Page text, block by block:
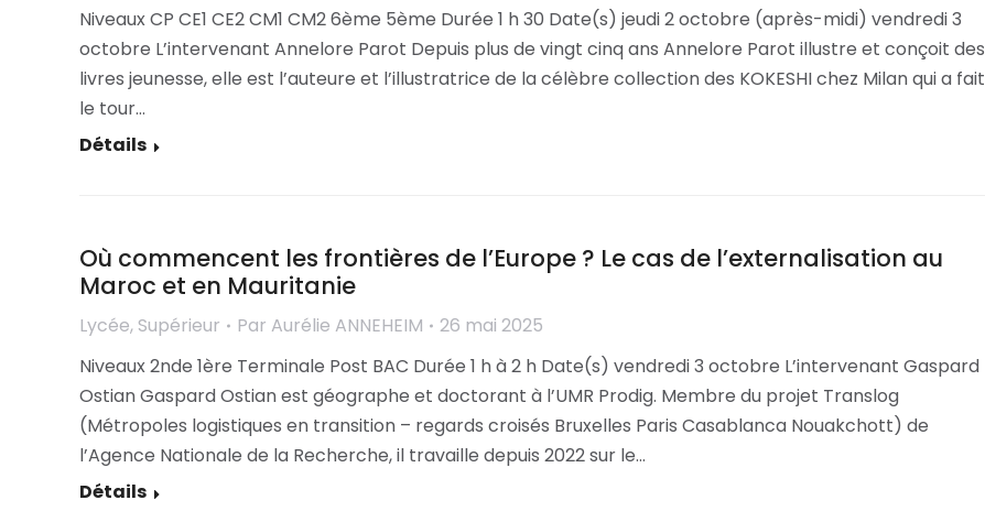
Niveaux CP CE1 CE2 CM1 CM2 6ème 5ème Durée 1 h 30 Date(s) jeudi 2 octobre (après-midi) vendredi 3
octobre L’intervenant Annelore Parot Depuis plus de vingt cinq ans Annelore Parot illustre et conçoit des
livres jeunesse, elle est l’auteure et l’illustratrice de la célèbre collection des KOKESHI chez Milan qui a fait
le tour…
Détails
Où commencent les frontières de l’Europe ? Le cas de l’externalisation au
Maroc et en Mauritanie
Lycée, Supérieur Par Aurélie ANNEHEIM
26 mai 2025
Niveaux 2nde 1ère Terminale Post BAC Durée 1 h à 2 h Date(s) vendredi 3 octobre L’intervenant Gaspard
Ostian Gaspard Ostian est géographe et doctorant à l’UMR Prodig. Membre du projet Translog
(Métropoles logistiques en transition – regards croisés Bruxelles Paris Casablanca Nouakchott) de
l’Agence Nationale de la Recherche, il travaille depuis 2022 sur le…
Détails